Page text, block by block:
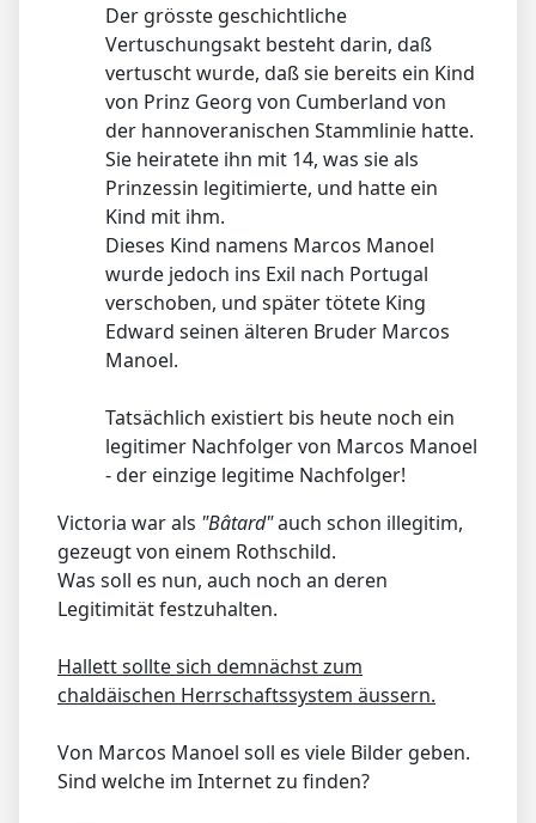
Der grösste geschichtliche
Vertuschungsakt besteht darin, daß
vertuscht wurde, daß sie bereits ein Kind
von Prinz Georg von Cumberland von
der hannoveranischen Stammlinie hatte.
Sie heiratete ihn mit 14, was sie als
Prinzessin legitimierte, und hatte ein
Kind mit ihm.
Dieses Kind namens Marcos Manoel
wurde jedoch ins Exil nach Portugal
verschoben, und später tötete King
Edward seinen älteren Bruder Marcos
Manoel.
Tatsächlich existiert bis heute noch ein
legitimer Nachfolger von Marcos Manoel
- der einzige legitime Nachfolger!
Victoria war als "Bâtard"auch schon illegitim,
gezeugt von einem Rothschild.
Was soll es nun, auch noch an deren
Legitimität festzuhalten.
Hallett sollte sich demnächst zum
chaldäischen Herrschaftssystem äussern.
Von Marcos Manoel soll es viele Bilder geben.
Sind welche im Internet zu finden?